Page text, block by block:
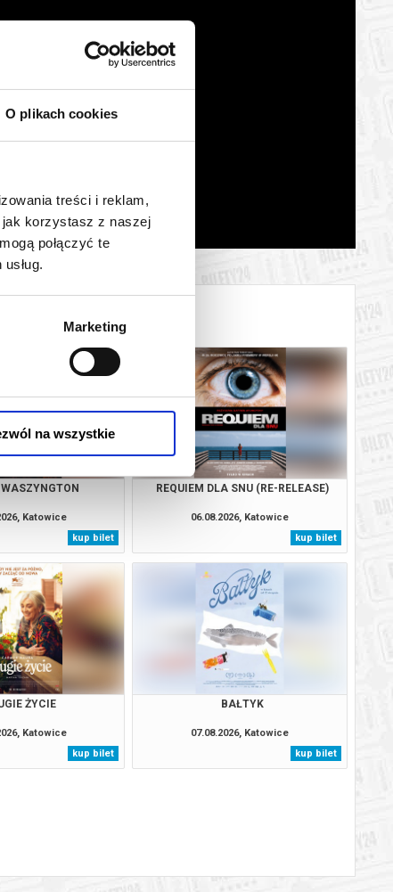
O plikach cookies
treści i reklam,
jak korzystasz z naszej
połączyć te
Marketing
na wszystkie
Katowice
kup bilet
REQUIEM DLA SNU (RE-RELEASE)
06.08.2026, Katowice
kup bilet
ŻYCIE
Katowice
kup bilet
BAŁTYK
07.08.2026, Katowice
kup bilet